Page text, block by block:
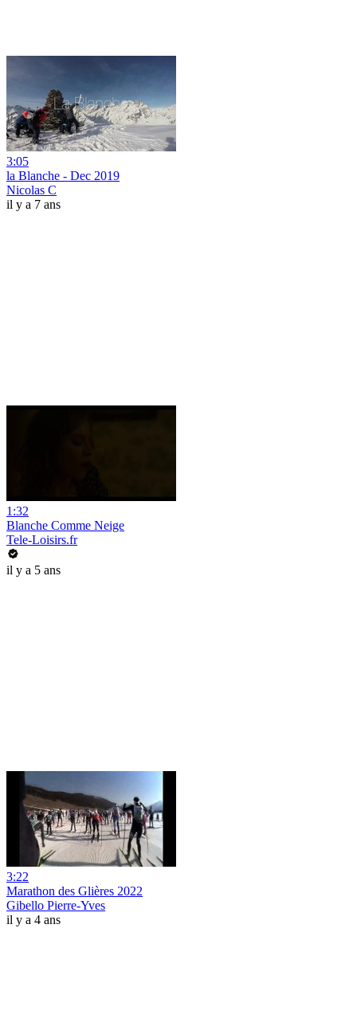
3:05
la Blanche - Dec 2019
Nicolas C
il y a 7 ans
1:32
Blanche Comme Neige
Tele-Loisirs.fr
il y a 5 ans
3:22
Marathon des Glières 2022
Gibello Pierre-Yves
il y a 4 ans